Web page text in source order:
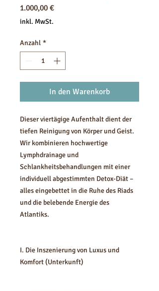
1.000,00 €Preis
inkl. MwSt.
Anzahl *
In den Warenkorb
Dieser viertägige Aufenthalt dient der
tiefen Reinigung von Körper und Geist.
Wir kombinieren hochwertige
Lymphdrainage und
Schlankheitsbehandlungen mit einer
individuell abgestimmten Detox-Diät –
alles eingebettet in die Ruhe des Riads
und die belebende Energie des
Atlantiks.
I. Die Inszenierung von Luxus und
Komfort (Unterkunft)